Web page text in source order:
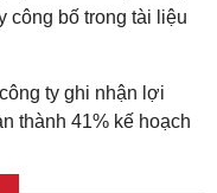
công bố trong tài liệu
ty ghi nhận lợi
thành 41% kế hoạch